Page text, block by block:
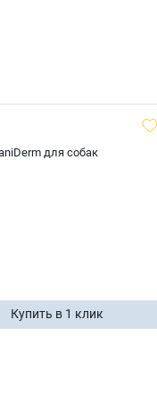
для собак
Купить в 1 клик